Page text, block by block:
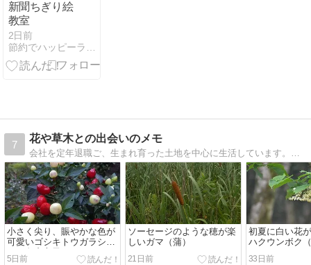
新聞ちぎり絵
教室
2日前
7
花や草木との出会いのメモ
小さく尖り、賑やかな色が
可愛いゴシキトウガラシ
（五色唐辛子）
5日前
ソーセージのような穂が楽
しいガマ（蒲）
21日前
初夏に白い花
ハクウンボク
Styrax obassia
33日前